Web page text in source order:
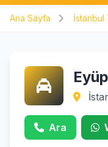
Ana Sayfa İstanbul
Ara